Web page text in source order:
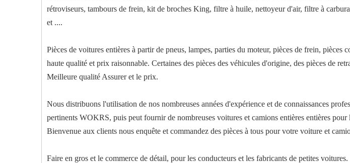
rétroviseurs, tambours de frein, kit de broches King, filtre à huile, nettoyeur d'air, filtre à
et ....
Pièces de voitures entières à partir de pneus, lampes, parties du moteur, pièces de frein, pièces
haute qualité et prix raisonnable. Certaines des pièces des véhicules d'origine, des pièces de
Meilleure qualité Assurer et le prix.
Nous distribuons l'utilisation de nos nombreuses années d'expérience et de connaissances
pertinents WOKRS, puis peut fournir de nombreuses voitures et camions entières entières
Bienvenue aux clients nous enquête et commandez des pièces à tous pour votre voiture et
Faire en gros et le commerce de détail, pour les conducteurs et les fabricants de petites